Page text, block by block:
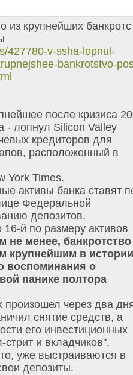
крупнейших
427780-v-ssha-lopnul-
bankrotstvo-
после кризиса
- лопнул Silicon Valley
кредиторов для
расположенный в
York Times.
активы банка ставят
Федеральной
депозитов.
й по размеру активов
не менее, банкротство
крупнейшим в истории
воспоминания о
панике полтора
произошел через два
снятие средств, а
его инвестиционных
и вкладчиков".
уже выстраиваются в
депозиты.